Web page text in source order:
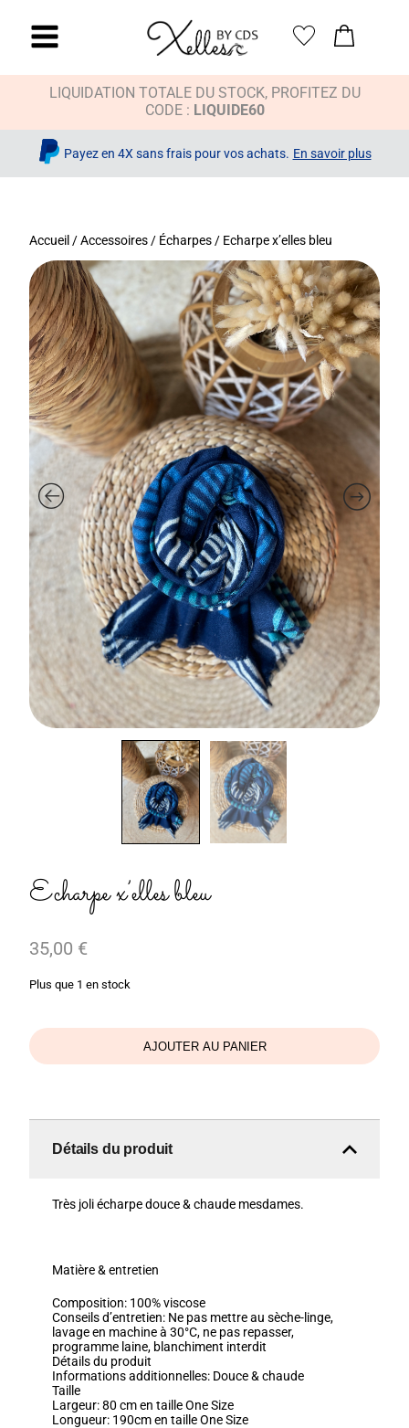
LIQUIDATION TOTALE DU STOCK, PROFITEZ DU
CODE : LIQUIDE60
Payez en 4X sans frais pour vos achats. En savoir plus
Accueil /Accessoires / Écharpes / Echarpe x’elles bleu
Echarpe x’elles bleu
35,00 €
Plus que 1 en stock
AJOUTER AU PANIER
Détails du produit
Très joli écharpe douce & chaude mesdames.
Matière & entretien
Composition: 100% viscose
Conseils d’entretien: Ne pas mettre au sèche-linge,
lavage en machine à 30°C, ne pas repasser,
programme laine, blanchiment interdit
Détails du produit
Informations additionnelles: Douce & chaude
Taille
Largeur:80 cm en taille One Size
Longueur: 190cm en taille One Size